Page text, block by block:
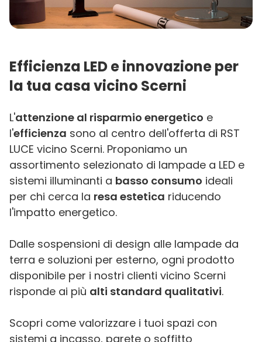
Efficienza LED e innovazione per
la tua casa vicino Scerni
L'attenzione al risparmio energetico e
l'efficienza sono al centro dell'offerta di RST
LUCE vicino Scerni. Proponiamo un
assortimento selezionato di lampade a LED e
sistemi illuminanti a basso consumo ideali
per chi cerca la resa estetica riducendo
l'impatto energetico.
Dalle sospensioni di design alle lampade da
terra e soluzioni per esterno, ogni prodotto
disponibile per i nostri clienti vicino Scerni
risponde ai più alti standard qualitativi.
Scopri come valorizzare i tuoi spazi con
sistemi a incasso, parete o soffitto